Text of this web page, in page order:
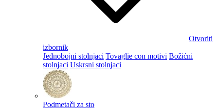
Otvoriti
izbornik
Jednobojni stolnjaci Tovaglie con motivi Božićni
stolnjaci Uskrsni stolnjaci
Podmetači za sto